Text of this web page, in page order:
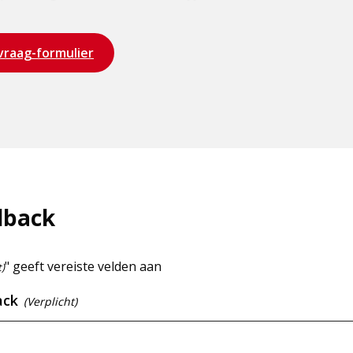
formulier
" geeft vereiste velden aan
(Verplicht)